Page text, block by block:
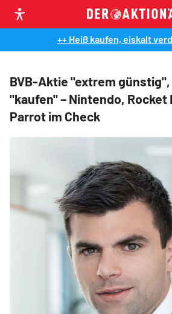
++ Heiß kaufen, eiskalt
BVB-Aktie "extrem
"kaufen" – Nintendo,
Parrot im Check